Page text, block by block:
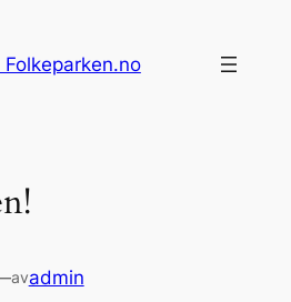
avadmin